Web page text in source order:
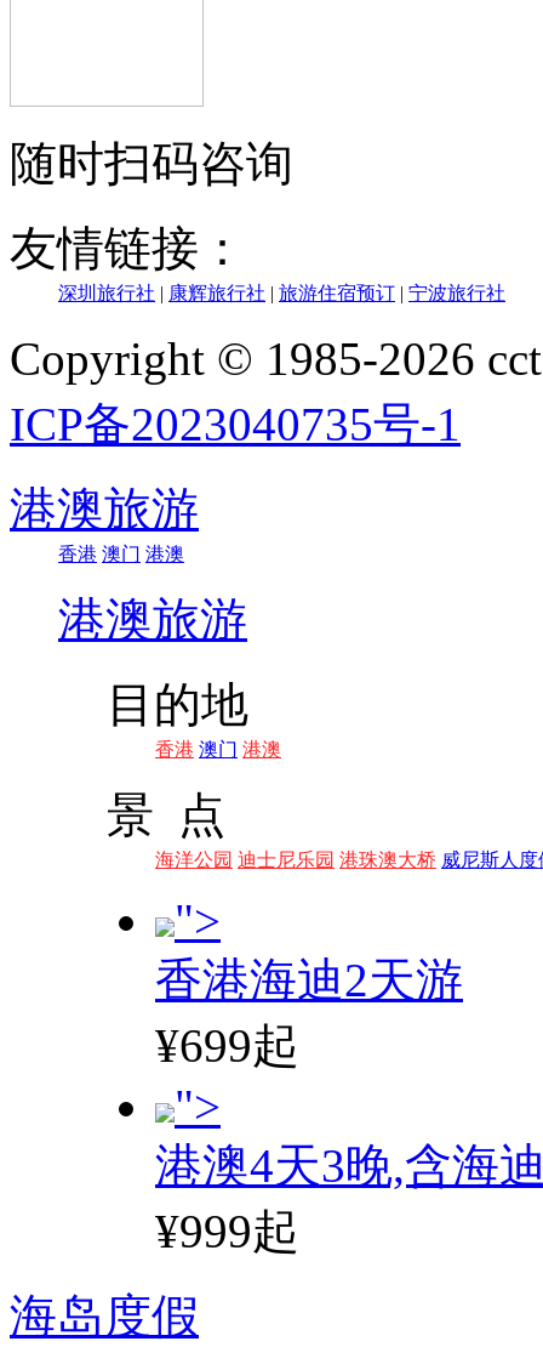
随时扫码咨询
友情链接：
深圳旅行社 | 康辉旅行社 | 旅游住宿预订 | 宁波旅行社
Copyright © 1985-2026
ICP备2023040735号-1
港澳旅游
香港 澳门 港澳
港澳旅游
目的地
香港 澳门 港澳
景 点
海洋公园 迪士尼乐园 港珠澳大桥 威尼斯人度
">
香港海迪2天游
¥699起
">
港澳4天3晚,含海
¥999起
海岛度假